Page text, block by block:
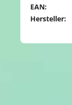
EAN:
Hersteller: